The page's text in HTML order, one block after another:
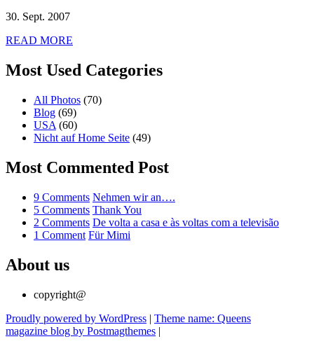
30. Sept. 2007
READ MORE
Most Used Categories
All Photos (70)
Blog (69)
USA (60)
Nicht auf Home Seite (49)
Most Commented Post
9 Comments on
Nehmen
wir
an….
Nehmen wir an….
5 Comments on
Thank
You
Thank You
2 Comments on
De
com
a
De volta a casa e às voltas com a televisão
1 Comment on
Für Mimi
About us
copyright@
Proudly powered by WordPress | Theme name: Queens
magazine blog by Postmagthemes |